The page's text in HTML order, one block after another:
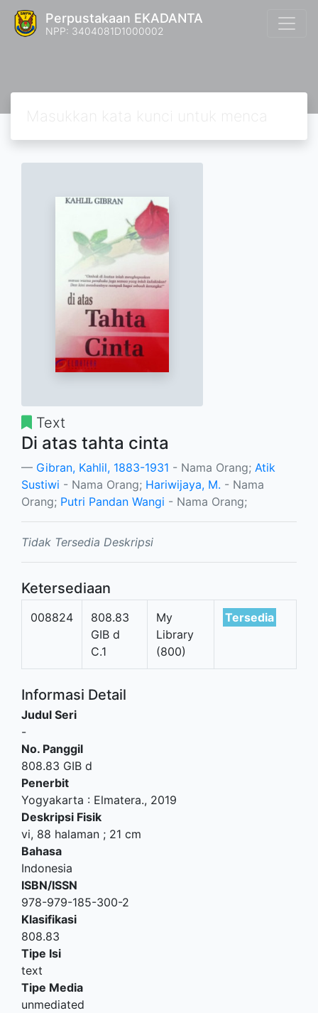
Perpustakaan EKADANTA
NPP: 3404081D1000002
Text
Di atas tahta cinta
Gibran, Kahlil, 1883-1931 - Nama Orang; Atik
Sustiwi - Nama Orang; Hariwijaya, M. - Nama
Orang; Putri Pandan Wangi - Nama Orang;
Tidak Tersedia Deskripsi
Ketersediaan
008824
808.83
GIB d
C.1
My
Library
(800)
Tersedia
Informasi Detail
Judul Seri
-
No. Panggil
808.83 GIB d
Penerbit
Yogyakarta : Elmatera., 2019
Deskripsi Fisik
vi, 88 halaman ; 21 cm
Bahasa
Indonesia
ISBN/ISSN
978-979-185-300-2
Klasifikasi
808.83
Tipe Isi
text
Tipe Media
unmediated